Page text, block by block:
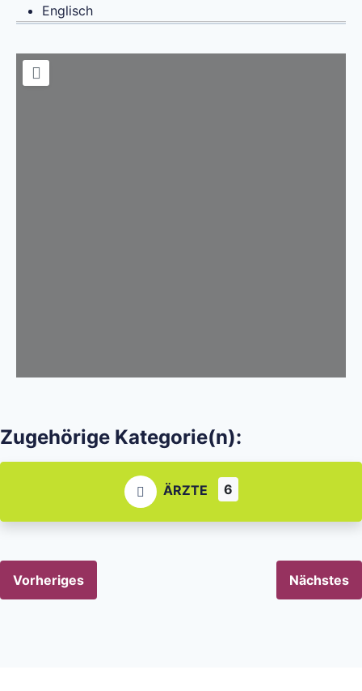
Englisch
Zugehörige Kategorie(n):
ÄRZTE 6
Vorheriges Nächstes